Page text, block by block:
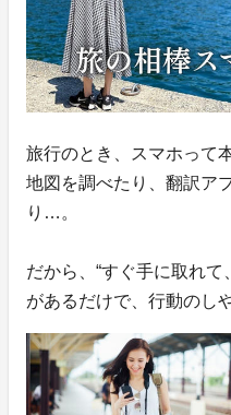
旅行のとき、スマホって
地図を調べたり、翻訳ア
り…。
だから、“すぐ手に取れ
があるだけで、行動のし